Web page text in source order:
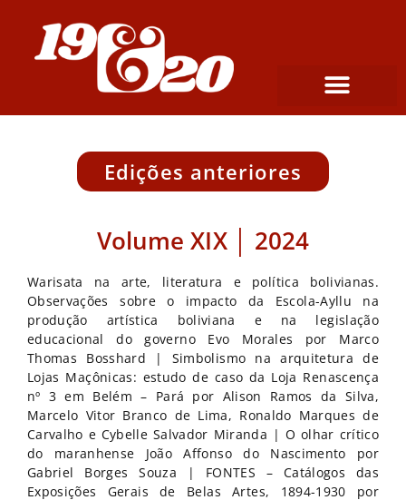
Edições anteriores
Volume XIX │ 2024
Warisata na arte, literatura e política bolivianas.
Observações sobre o impacto da Escola-Ayllu na
produção artística boliviana e na legislação
educacional do governo Evo Morales por Marco
Thomas Bosshard | Simbolismo na arquitetura de
Lojas Maçônicas: estudo de caso da Loja Renascença
nº 3 em Belém – Pará por Alison Ramos da Silva,
Marcelo Vitor Branco de Lima, Ronaldo Marques de
Carvalho e Cybelle Salvador Miranda | O olhar crítico
do maranhense João Affonso do Nascimento por
Gabriel Borges Souza | FONTES – Catálogos das
Exposições Gerais de Belas Artes, 1894-1930 por